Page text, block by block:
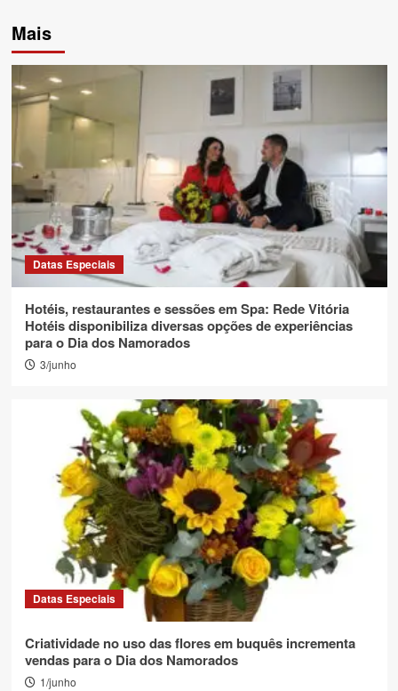
Mais
Datas Especiais
Hotéis, restaurantes e sessões em Spa: Rede Vitória
Hotéis disponibiliza diversas opções de experiências
para o Dia dos Namorados
3/junho
Datas Especiais
Criatividade no uso das flores em buquês incrementa
vendas para o Dia dos Namorados
1/junho